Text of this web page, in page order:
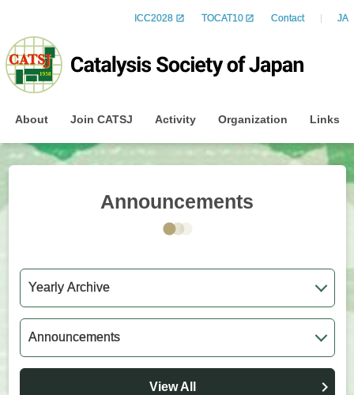
ICC2028 TOCAT10 Contact JA
About Join CATSJ Activity Organization Links
Announcements
View All